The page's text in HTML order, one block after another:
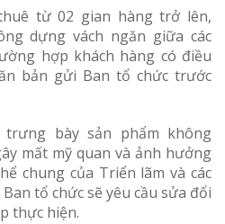
từ 02 gian hàng trở lên,
dựng vách ngăn giữa các
hợp khách hàng có điều
bản gửi Ban tổ chức trước
bày sản phẩm không
mất mỹ quan và ảnh hưởng
chung của Triển lãm và các
tổ chức sẽ yêu cầu sửa đổi
thực hiện.